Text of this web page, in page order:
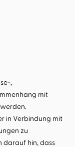
,
mit
in Verbindung mit
zu
darauf hin, dass